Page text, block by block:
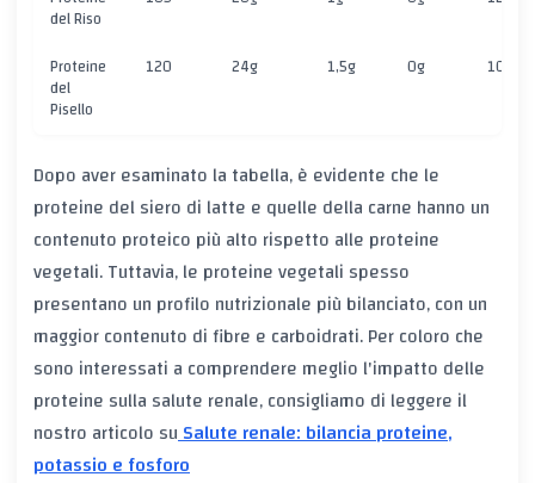
del Riso
Proteine
del
Pisello
120 24g 1,5g 0g 10g
Dopo aver esaminato la tabella, è evidente che le
proteine del siero di latte e quelle della carne hanno un
contenuto proteico più alto rispetto alle proteine
vegetali. Tuttavia, le proteine vegetali spesso
presentano un profilo nutrizionale più bilanciato, con un
maggior contenuto di fibre e carboidrati. Per coloro che
sono interessati a comprendere meglio l'impatto delle
proteine sulla salute renale, consigliamo di leggere il
nostro articolo suSalute renale: bilancia proteine,
potassio e fosforo